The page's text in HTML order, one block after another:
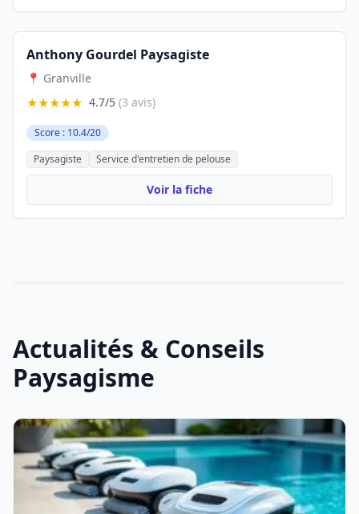
Anthony Gourdel Paysagiste
📍 Granville
★★★★★ 4.7/5 (3 avis)
Score : 10.4/20
Paysagiste
Service d'entretien de pelouse
Voir la fiche
Actualités & Conseils
Paysagisme